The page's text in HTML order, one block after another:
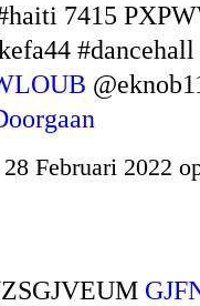
7415
#dancehall
28 Februari 2022